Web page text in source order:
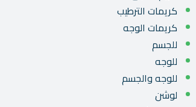
كريمات الترطيب
كريمات الوجه
للجسم
للوجه
للوجه والجسم
لوشن